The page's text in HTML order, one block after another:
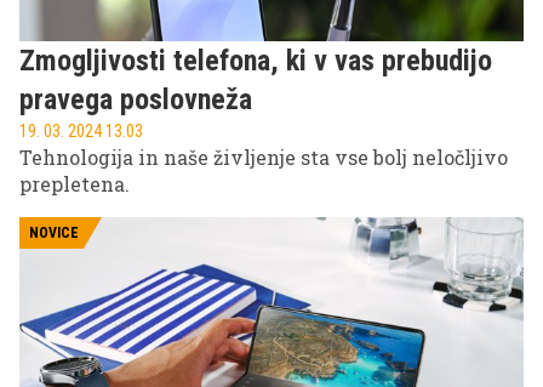
Zmogljivosti telefona, ki v vas prebudijo
pravega poslovneža
19. 03. 2024 13.03
Tehnologija in naše življenje sta vse bolj neločljivo
prepletena.
NOVICE